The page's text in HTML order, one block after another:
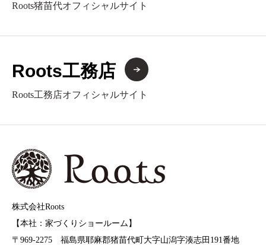
Roots猪苗代オフィシャルサイト
Roots工務店
Roots工務店オフィシャルサイト
株式会社Roots
【本社：家づくりショールーム】
〒969-2275 福島県耶麻郡猪苗代町大字山潟字湊志田191番地